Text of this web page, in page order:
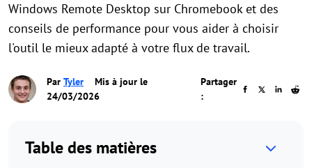
Windows Remote Desktop sur Chromebook et des
conseils de performance pour vous aider à choisir
l'outil le mieux adapté à votre flux de travail.
Par Tyler
Mis à jour le
24/03/2026
Partager
:
Table des matières